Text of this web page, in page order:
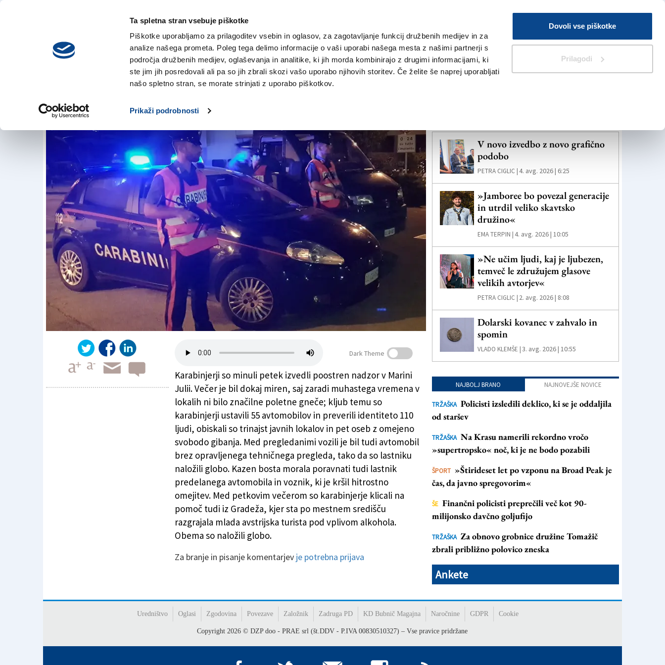
Ta spletna stran vsebuje piškotke
Piškotke uporabljamo za prilagoditev vsebin in oglasov, za zagotavljanje funkcij družbenih medijev in za
analize našega prometa. Poleg tega delimo informacije o vaši uporabi našega mesta z našimi partnerji s
področja družbenih medijev, oglaševanja in analitike, ki jih morda kombinirajo z drugimi informacijami, ki
ste jim jih posredovali ali pa so jih zbrali skozi vašo uporabo njihovih storitev. Če želite še naprej uporabljati
našo spletno stran, se morate strinjati z uporabo piškotkov.
Prikaži podrobnosti
Dovoli vse piškotke
Prilagodi
torek,
4. avgusta 2026
V Kioskih
Iskanje
NOVICE TRŽAŠKA GORIŠKA KULTURA ŠPORT ŠE
Vinjena turista razgrajala po Gradežu
25. jul. 2018 | 17:01
Vinjena turista razgrajala po Gradežu
Dark Theme
Karabinjerji so minuli petek izvedli poostren nadzor v Marini
Julii. Večer je bil dokaj miren, saj zaradi muhastega vremena v
lokalih ni bilo značilne poletne gneče; kljub temu so
karabinjerji ustavili 55 avtomobilov in preverili identiteto 110
ljudi, obiskali so trinajst javnih lokalov in pet oseb z omejeno
svobodo gibanja. Med pregledanimi vozili je bil tudi avtomobil
brez opravljenega tehničnega pregleda, tako da so lastniku
naložili globo. Kazen bosta morala poravnati tudi lastnik
predelanega avtomobila in voznik, ki je kršil hitrostno
omejitev. Med petkovim večerom so karabinjerje klicali na
pomoč tudi iz Gradeža, kjer sta po mestnem središču
razgrajala mlada avstrijska turista pod vplivom alkohola.
Obema so naložili globo.
Za branje in pisanje komentarjev je potrebna prijava
V novo izvedbo z novo grafično
podobo
PETRA CIGLIC |4. avg. 2026 | 6:25
»Jamboree bo povezal generacije
in utrdil veliko skavtsko
družino«
EMA TERPIN |4. avg. 2026 | 10:05
»Ne učim ljudi, kaj je ljubezen,
temveč le združujem glasove
velikih avtorjev«
PETRA CIGLIC | 2. avg. 2026 | 8:08
Dolarski kovanec v zahvalo in
spomin
VLADO KLEMŠE |3. avg. 2026 | 10:55
NAJBOLJ BRANO NAJNOVEJŠE NOVICE
TRŽAŠKA Policisti izsledili deklico, ki se je oddaljila
od staršev
TRŽAŠKA Na Krasu namerili rekordno vročo
»supertropsko« noč, ki je ne bodo pozabili
ŠPORT »Štirideset let po vzponu na Broad Peak je
čas, da javno spregovorim«
ŠE Finančni policisti preprečili več kot 90-
milijonsko davčno goljufijo
TRŽAŠKA Za obnovo grobnice družine Tomažič
zbrali približno polovico zneska
Ankete
Uredništvo Oglasi Zgodovina Povezave Založnik Zadruga PD KD Bubnič Magajna Naročnine GDPR Cookie
Copyright2026 © DZP doo - PRAE srl (št.DDV - P.IVA 00830510327) – Vse pravice pridržane